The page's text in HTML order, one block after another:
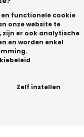
keuze9.2- Trusted
en functionele cookie
onze website te
er ook analytische
en worden enkel
Zelf instellen